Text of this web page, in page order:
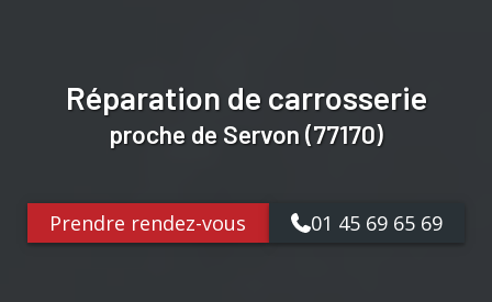
Réparation de carrosserie
proche de Servon (77170)
Prendre rendez-vous 01 45 69 65 69